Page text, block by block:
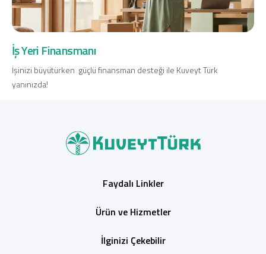
İş Yeri Finansmanı
İşinizi büyütürken güçlü finansman desteği ile Kuveyt Türk
yanınızda!
Faydalı Linkler
Ürün ve Hizmetler
İlginizi Çekebilir